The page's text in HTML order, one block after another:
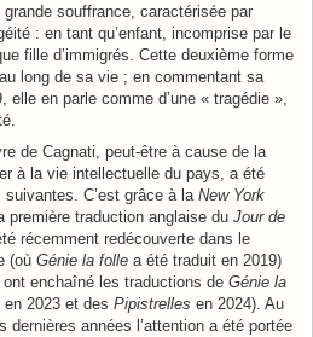
souffrance, caractérisée par
: en tant qu’enfant, incomprise par le
fille d’immigrés. Cette deuxième forme
long de sa vie ; en commentant sa
en parle comme d’une « tragédie »,
de Cagnati, peut-être à cause de la
à la vie intellectuelle du pays, a été
C’est grâce à la New York
première traduction anglaise du Jour de
récemment redécouverte dans le
(où Génie la folle a été traduit en 2019)
enchaîné les traductions de Génie la
en 2023 et des Pipistrelles en 2024). Au
années l’attention a été portée